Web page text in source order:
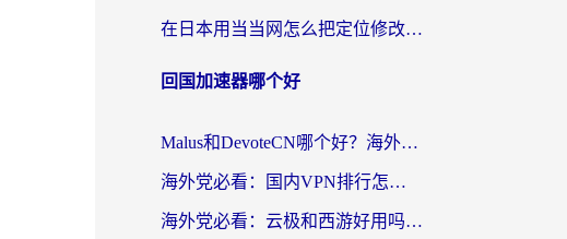
在日本用当当网怎么把定位修改到中国国内？海外党必看的实用指南（附西瓜视频国务院客户端解决方案）
回国加速器哪个好
Malus和DevoteCN哪个好？海外党亲测3款回国加速器+避坑指南
海外党必看：国内VPN排行怎么选？3步教你无缝访问国内资源
海外党必看：云极和西游好用吗？3步教你选对回国加速器（附穿梭快帆对比+免费版避坑）